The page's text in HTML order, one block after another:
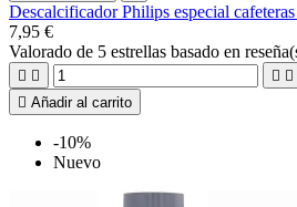
Descalcificador Philips especial
7,95 €
Valorado de 5 estrellas basado en
   
 Añadir al carrito
-10%
Nuevo